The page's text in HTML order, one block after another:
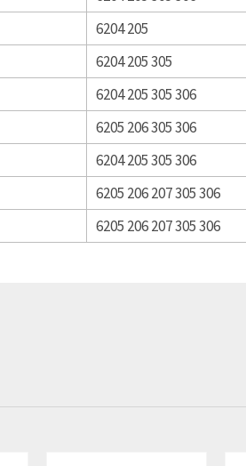
6204 205
6204 205 305
6204 205 305 306
6205 206 305 306
6204 205 305 306
6205 206 207 305 306
6205 206 207 305 306